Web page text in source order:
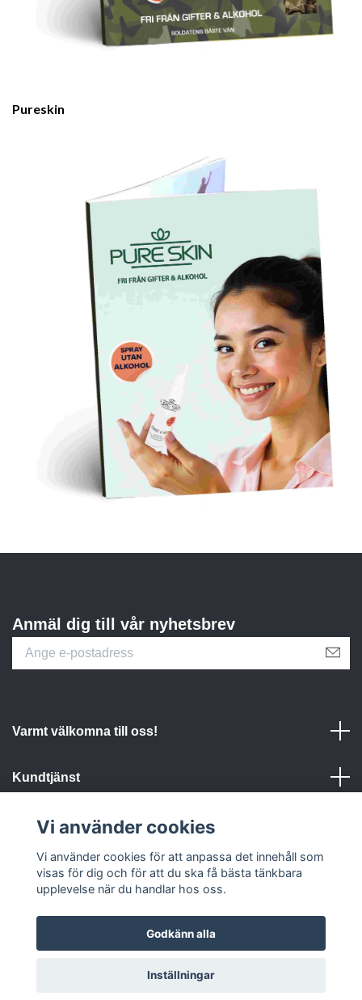
Pureskin
Anmäl dig till vår nyhetsbrev
Varmt välkomna till oss!
Kundtjänst
Om Turtlecare
Sociala medier
© 2026 TurtleCare
Vi använder cookies
Vi använder cookies för att anpassa det innehåll som
visas för dig och för att du ska få bästa tänkbara
upplevelse när du handlar hos oss.
Godkänn alla
Inställningar